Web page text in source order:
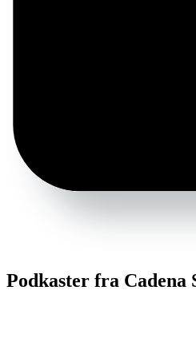
Podkaster fra Cadena